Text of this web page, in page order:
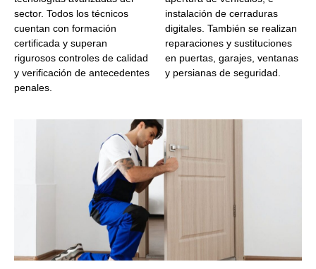
sector. Todos los técnicos
cuentan con formación
certificada y superan
rigurosos controles de calidad
y verificación de antecedentes
penales.
instalación de cerraduras
digitales. También se realizan
reparaciones y sustituciones
en puertas, garajes, ventanas
y persianas de seguridad.